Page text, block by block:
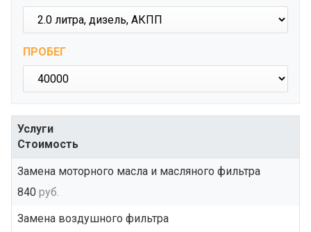
ПРОБЕГ
Услуги
Стоимость
Замена моторного масла и масляного фильтра
840 руб.
Замена воздушного фильтра